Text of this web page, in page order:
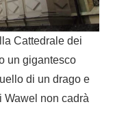
Cattedrale dei
un gigantesco
di un drago e
Wawel non cadrà